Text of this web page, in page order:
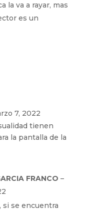
la va a rayar, mas
es un
7, 2022
tienen
la pantalla de la
FRANCO –
si se encuentra